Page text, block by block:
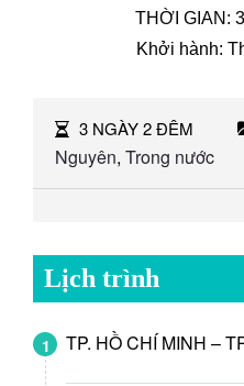
THỜI GIAN:
Khởi hành:
3 NGÀY 2 ĐÊM
Nguyên, Trong nước
Lịch trình
1 TP. HỒ CHÍ MINH –